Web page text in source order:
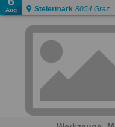
Aug Steiermark 8054 Graz